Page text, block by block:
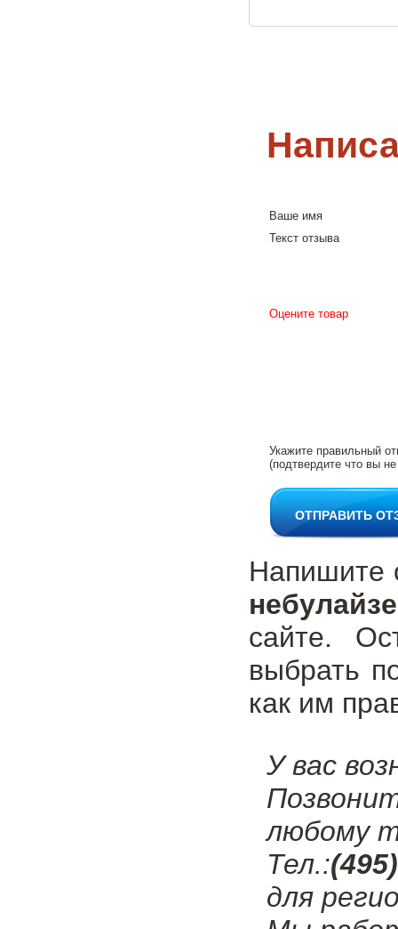
Ваше имя
Текст отзыва
Оцените товар
Укажите правильный
(подтвердите что вы
ОТПРАВИТЬ
Напишите
сайте.
выбрать
как им
У вас
любому
Тел.:
для